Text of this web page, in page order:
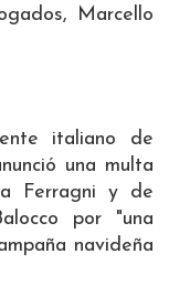
Marcello
italiano de
una multa
Ferragni y de
por "una
navideña